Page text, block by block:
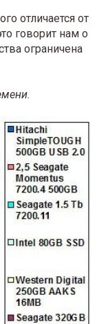
отличается от
говорит нам о
ограничена